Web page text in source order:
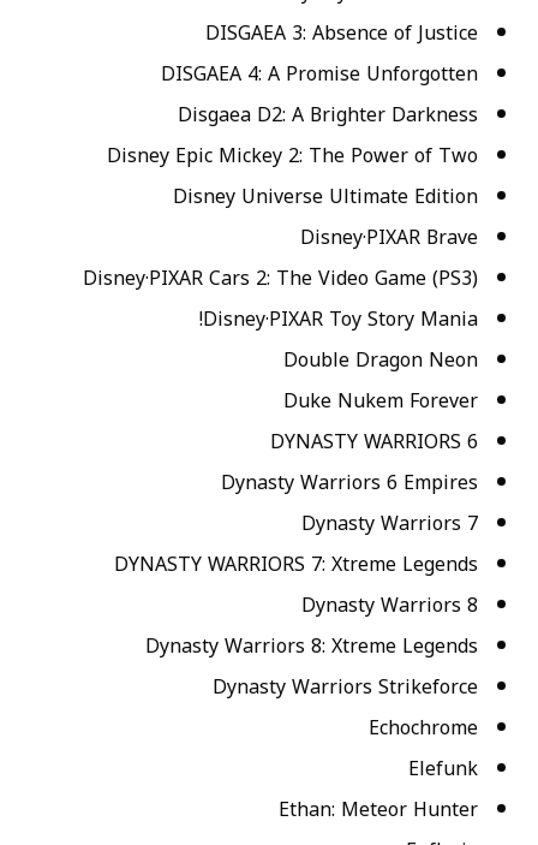
DISGAEA 3: Absence of Justice
DISGAEA 4: A Promise Unforgotten
Disgaea D2: A Brighter Darkness
Disney Epic Mickey 2: The Power of Two
Disney Universe Ultimate Edition
Disney·PIXAR Brave
Disney·PIXAR Cars 2: The Video Game (PS3)
Disney·PIXAR Toy Story Mania!
Double Dragon Neon
Duke Nukem Forever
DYNASTY WARRIORS 6
Dynasty Warriors 6 Empires
Dynasty Warriors 7
DYNASTY WARRIORS 7: Xtreme Legends
Dynasty Warriors 8
Dynasty Warriors 8: Xtreme Legends
Dynasty Warriors Strikeforce
Echochrome
Elefunk
Ethan: Meteor Hunter